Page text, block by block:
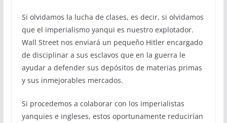
Si olvidamos la lucha de clases, es decir, si olvidamos
que el imperialismo yanqui es nuestro explotador.
Wall Street nos enviará un pequeño Hitler encargado
de disciplinar a sus esclavos que en la guerra le
ayudar a defender sus depósitos de materias primas
y sus inmejorables mercados.
Si procedemos a colaborar con los imperialistas
yanquies e ingleses, estos oportunamente reducirían